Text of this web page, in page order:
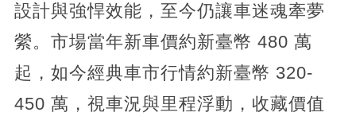
設計與強悍效能，至今仍讓車迷魂牽夢
縈。市場當年新車價約新臺幣 480 萬
起，如今經典車市行情約新臺幣 320-
450 萬，視車況與里程浮動，收藏價值